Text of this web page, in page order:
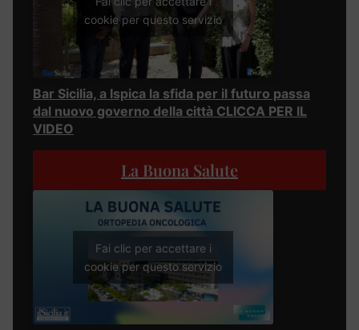
cookie per questo servizio
Bar Sicilia, a Ispica la sfida per il futuro passa
dal nuovo governo della città CLICCA PER IL
VIDEO
La Buona Salute
Fai clic per accettare i
cookie per questo servizio